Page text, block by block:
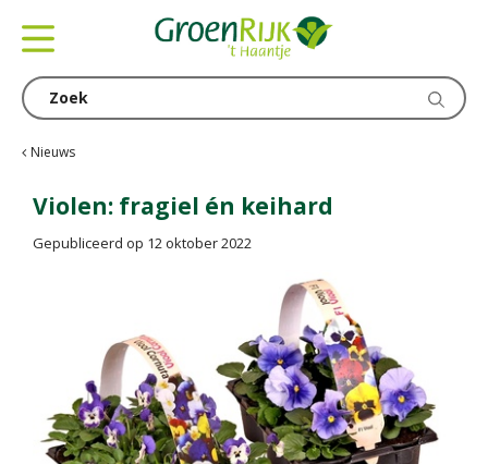
Nieuws
Violen: fragiel én keihard
Gepubliceerd op 12 oktober 2022